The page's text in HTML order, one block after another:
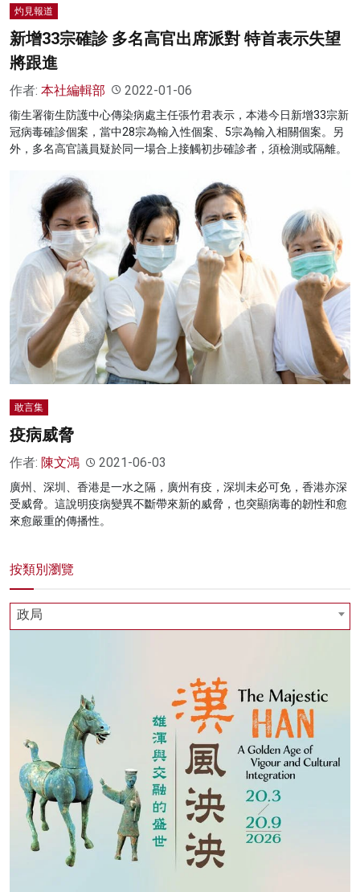
灼見報道
新增33宗確診 多名高官出席派對 特首表示失望
將跟進
作者: 本社編輯部 2022-01-06
衞生署衞生防護中心傳染病處主任張竹君表示，本港今日新增33宗新
冠病毒確診個案，當中28宗為輸入性個案、5宗為輸入相關個案。另
外，多名高官議員疑於同一場合上接觸初步確診者，須檢測或隔離。
敢言集
疫病威脅
作者: 陳文鴻 2021-06-03
廣州、深圳、香港是一水之隔，廣州有疫，深圳未必可免，香港亦深
受威脅。這說明疫病變異不斷帶來新的威脅，也突顯病毒的韌性和愈
來愈嚴重的傳播性。
按類別瀏覽
政局